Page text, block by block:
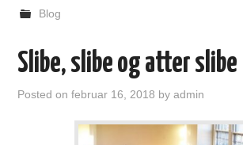
Blog
Slibe, slibe og atter slibe
Posted onfebruar 16, 2018 byadmin